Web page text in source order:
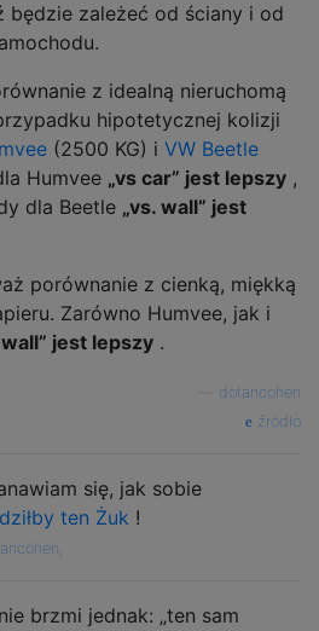
będzie zależeć od ściany i od
z idealną nieruchomą
hipotetycznej kolizji
(2500 KG) i VW Beetle
Humvee „vs car” jest lepszy ,
dla Beetle „vs. wall” jest
porównanie z cienką, miękką
Zarówno Humvee, jak i
wall” jest lepszy .
dotancohen
źródło
się, jak sobie
ten Żuk !
brzmi jednak: „ten sam